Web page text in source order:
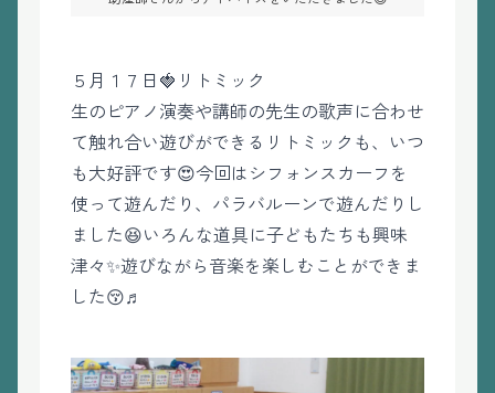
５月１７日🍓リトミック
生のピアノ演奏や講師の先生の歌声に合わせ
て触れ合い遊びができるリトミックも、いつ
も大好評です😍今回はシフォンスカーフを
使って遊んだり、パラバルーンで遊んだりし
ました😆いろんな道具に子どもたちも興味
津々✨遊びながら音楽を楽しむことができま
した😚♬